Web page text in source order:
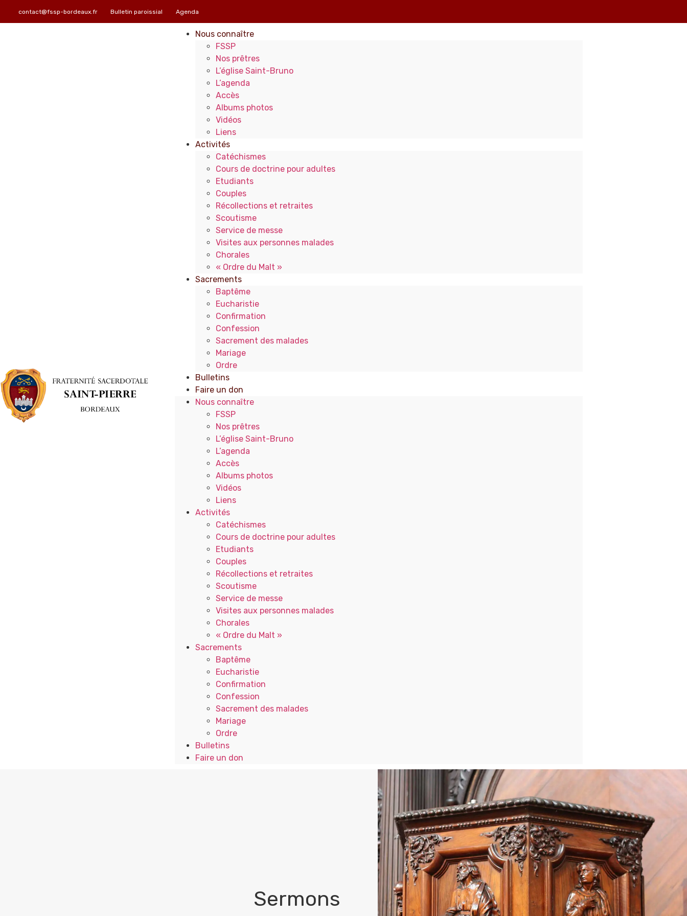
contact@fssp-bordeaux.fr Bulletin paroissial Agenda
Nous connaître
FSSP
Nos prêtres
L’église Saint-Bruno
L’agenda
Accès
Albums photos
Vidéos
Liens
Activités
Catéchismes
Cours de doctrine pour adultes
Etudiants
Couples
Récollections et retraites
Scoutisme
Service de messe
Visites aux personnes malades
Chorales
« Ordre du Malt »
Sacrements
Baptême
Eucharistie
Confirmation
Confession
Sacrement des malades
Mariage
Ordre
Bulletins
Faire un don
Nous connaître
FSSP
Nos prêtres
L’église Saint-Bruno
L’agenda
Accès
Albums photos
Vidéos
Liens
Activités
Catéchismes
Cours de doctrine pour adultes
Etudiants
Couples
Récollections et retraites
Scoutisme
Service de messe
Visites aux personnes malades
Chorales
« Ordre du Malt »
Sacrements
Baptême
Eucharistie
Confirmation
Confession
Sacrement des malades
Mariage
Ordre
Bulletins
Faire un don
Sermons